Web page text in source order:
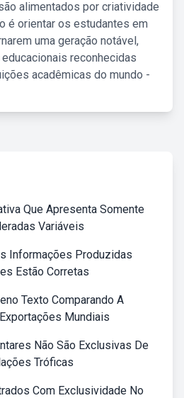
alimentados por criatividade
é orientar os estudantes em
uma geração notável,
reconhecidas
acadêmicas do mundo -
Que Apresenta Somente
Variáveis
Informações Produzidas
Estão Corretas
Texto Comparando A
Mundiais
Não São Exclusivas De
Tróficas
Com Exclusividade No